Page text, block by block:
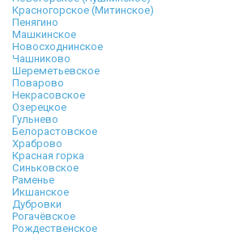
Красногорское (Митинское)
Пенягино
Машкинское
Новосходнинское
Чашниково
Шереметьевское
Поварово
Некрасовское
Озерецкое
Гульнево
Белорастовское
Храброво
Красная горка
Синьковское
Раменье
Икшанское
Дубровки
Рогачёвское
Рождественское